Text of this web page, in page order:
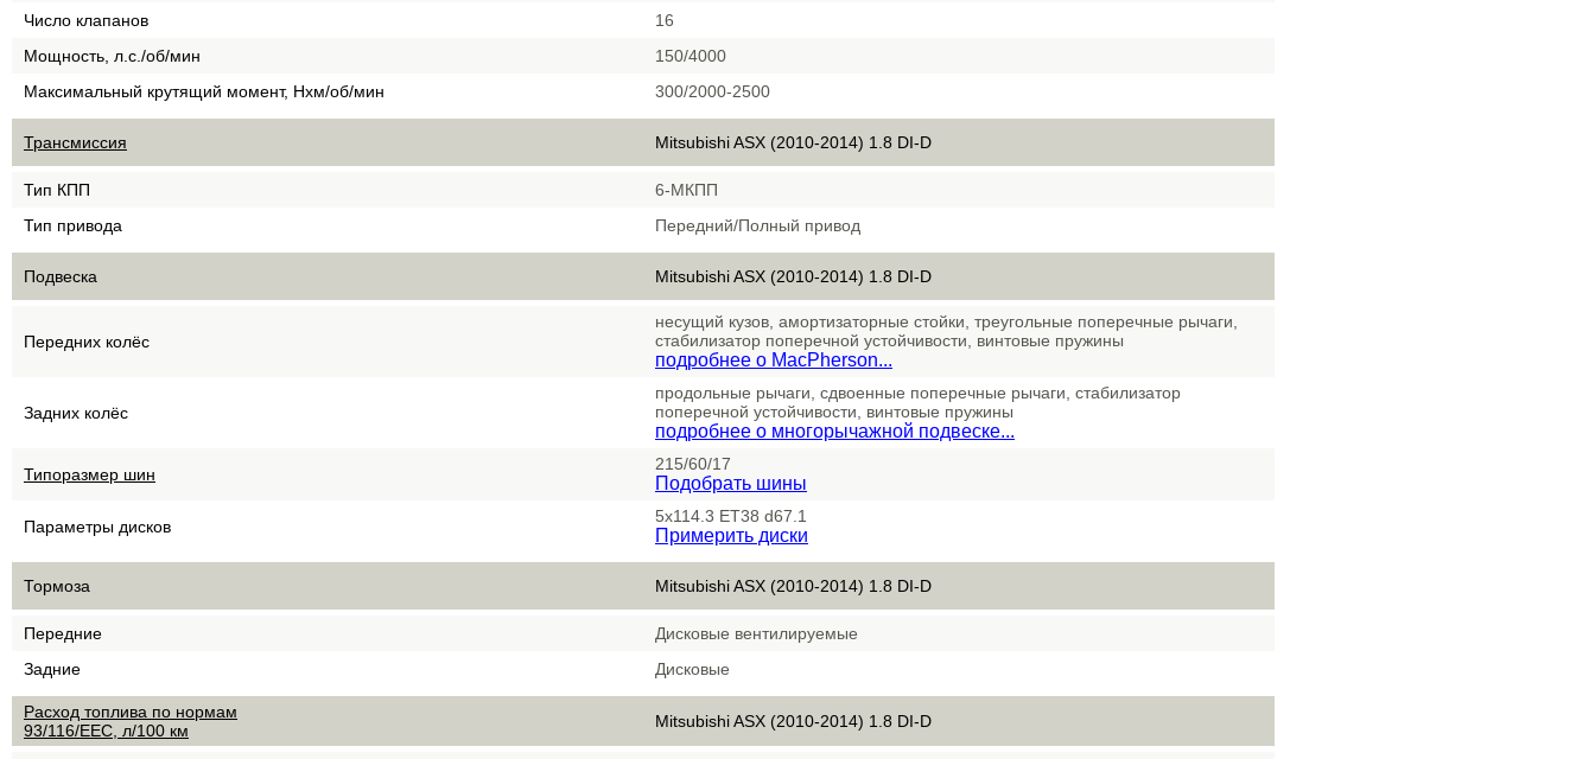
Число клапанов
16
Мощность, л.с./об/мин
150/4000
Максимальный крутящий момент, Нхм/об/мин
300/2000-2500
Трансмиссия Mitsubishi ASX (2010-2014) 1.8 DI-D
Тип КПП
6-МКПП
Тип привода
Передний/Полный привод
Подвеска Mitsubishi ASX (2010-2014) 1.8 DI-D
Передних колёс
несущий кузов, амортизаторные стойки, треугольные поперечные рычаги,
стабилизатор поперечной устойчивости, винтовые пружины
подробнее о MacPherson...
Задних колёс
продольные рычаги, сдвоенные поперечные рычаги, стабилизатор
поперечной устойчивости, винтовые пружины
подробнее о многорычажной подвеске...
Типоразмер шин
215/60/17
Подобрать шины
Параметры дисков
5x114.3 ET38 d67.1
Примерить диски
Тормоза Mitsubishi ASX (2010-2014) 1.8 DI-D
Передние
Дисковые вентилируемые
Задние
Дисковые
Расход топлива по нормам
93/116/EEC, л/100 км
Mitsubishi ASX (2010-2014) 1.8 DI-D